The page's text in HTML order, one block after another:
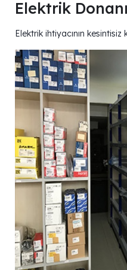
Elektrik
Elektrik ihtiyacının kesintisiz